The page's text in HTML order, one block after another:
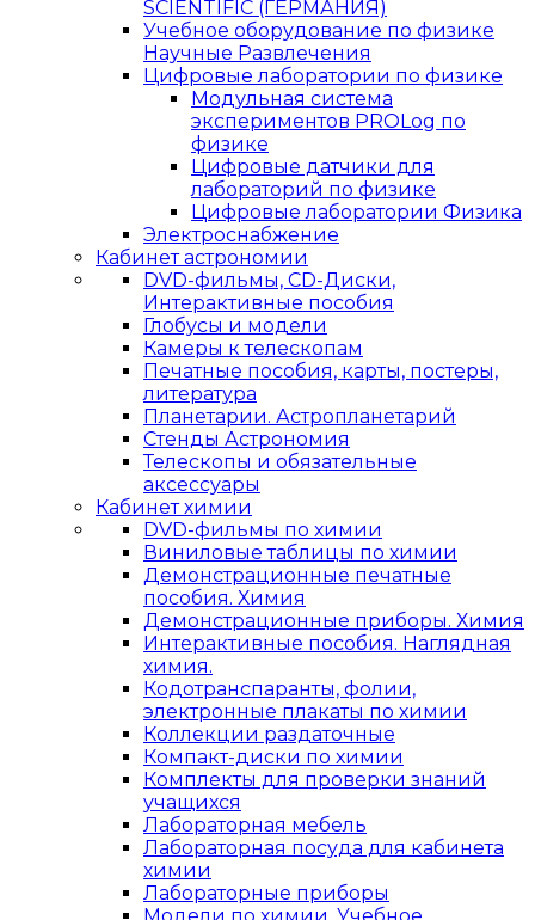
SCIENTIFIC (ГЕРМАНИЯ)
Учебное оборудование по физике
Научные Развлечения
Цифровые лаборатории по физике
Модульная система
экспериментов PROLog по
физике
Цифровые датчики для
лабораторий по физике
Цифровые лаборатории Физика
Электроснабжение
Кабинет астрономии
DVD-фильмы, CD-Диски,
Интерактивные пособия
Глобусы и модели
Камеры к телескопам
Печатные пособия, карты, постеры,
литература
Планетарии. Астропланетарий
Стенды Астрономия
Телескопы и обязательные
аксессуары
Кабинет химии
DVD-фильмы по химии
Виниловые таблицы по химии
Демонстрационные печатные
пособия. Химия
Демонстрационные приборы. Химия
Интерактивные пособия. Наглядная
химия.
Кодотранспаранты, фолии,
электронные плакаты по химии
Коллекции раздаточные
Компакт-диски по химии
Комплекты для проверки знаний
учащихся
Лабораторная мебель
Лабораторная посуда для кабинета
химии
Лабораторные приборы